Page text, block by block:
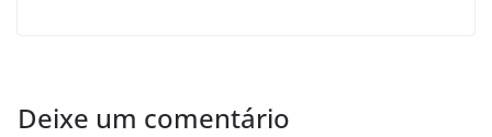
Deixe um comentário